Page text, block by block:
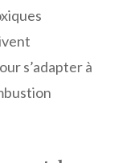
s’adapter à